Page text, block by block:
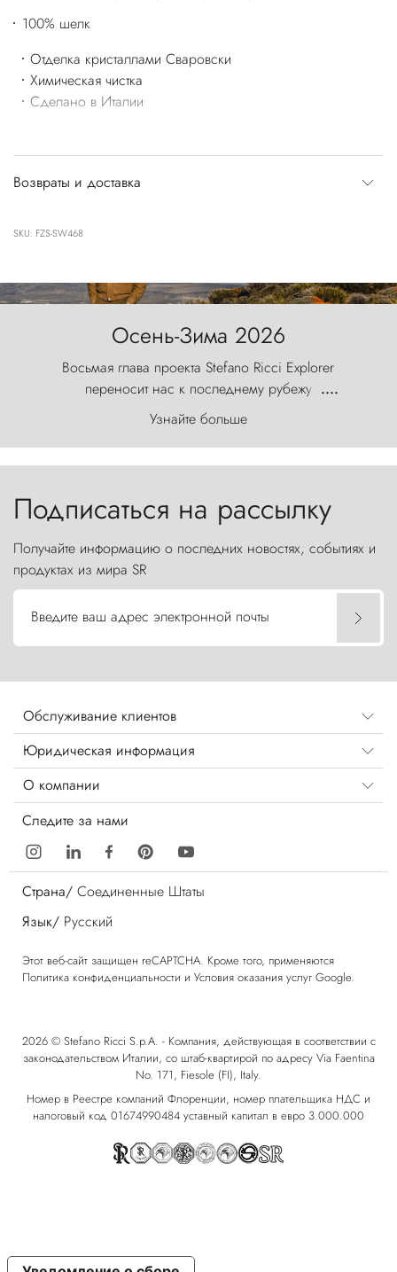
100% шелк
Отделка кристаллами Сваровски
Химическая чистка
Сделано в Италии
Возвраты и доставка
SKU: FZS-SW468
Осень-Зима 2026
Восьмая глава проекта Stefano Ricci Explorer
переносит нас к последнему рубежу
первозданного мира, где ветер с
первобытной яростью ваяет ландшафт, а пики
Торрес-дель-Пайне, словно каменные стражи,
....
Узнайте больше
Подписаться на рассылку
Получайте информацию о последних новостях, событиях и
продуктах из мира SR
Введите ваш адрес электронной почты
Обслуживание клиентов
Юридическая информация
О компании
Следите за нами
Страна/ Соединенные Штаты
Язык/ Русский
Этот веб-сайт защищен reCAPTCHA. Кроме того, применяются
Политика конфиденциальности и Условия оказания услуг Google.
2026 © Stefano Ricci S.p.A. - Компания, действующая в соответствии с
законодательством Италии, со штаб-квартирой по адресу Via Faentina
No. 171, Fiesole (FI), Italy.
Номер в Реестре компаний Флоренции, номер плательщика НДС и
налоговый код 01674990484 уставный капитал в евро 3.000.000